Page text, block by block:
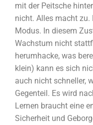
mit der Peitsche
nicht. Alles macht
Modus. In diesem
Wachstum nicht
herumhacke, was
klein) kann es sich
auch nicht schneller,
Gegenteil. Es wird
Lernen braucht eine
Sicherheit und